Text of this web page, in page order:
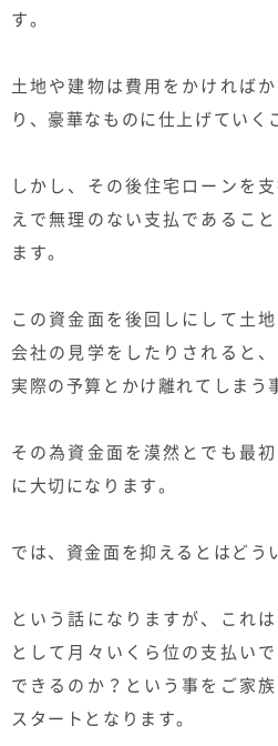
す。
土地や建物は費用をかければ
り、豪華なものに仕上げていく
しかし、その後住宅ローンを
えで無理のない支払であるこ
ます。
この資金面を後回しにして土
会社の見学をしたりされると
実際の予算とかけ離れてしまう
その為資金面を漠然とでも最
に大切になります。
では、資金面を抑えるとはどう
という話になりますが、これ
として月々いくら位の支払い
できるのか？という事をご家
スタートとなります。